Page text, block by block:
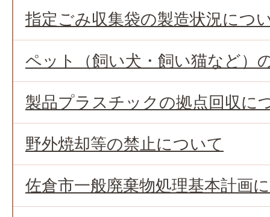
指定ごみ収集袋の製造状況につ
ペット（飼い犬・飼い猫など）
製品プラスチックの拠点回収に
野外焼却等の禁止について
佐倉市一般廃棄物処理基本計画